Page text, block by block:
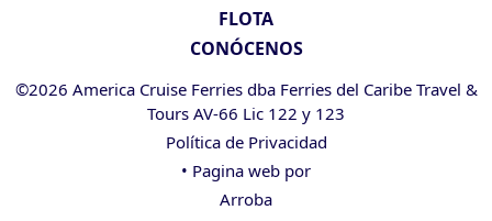
FLOTA
CONÓCENOS
©2026 America Cruise Ferries dba Ferries del Caribe Travel &
Tours AV-66 Lic 122 y 123
Política de Privacidad
• Pagina web por
Arroba